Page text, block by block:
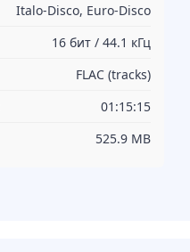
Italo-Disco, Euro-Disco
16 бит / 44.1 кГц
FLAC (tracks)
01:15:15
525.9 MB